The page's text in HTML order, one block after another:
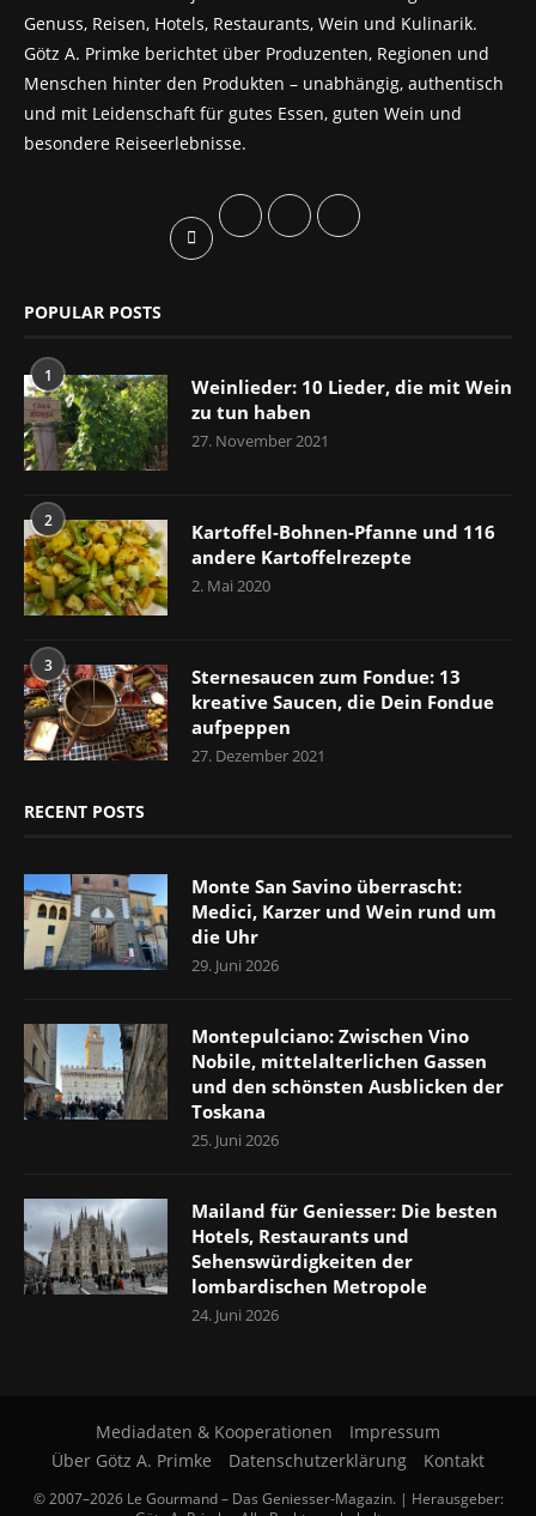
Genuss, Reisen, Hotels, Restaurants, Wein und Kulinarik.
Götz A. Primke berichtet über Produzenten, Regionen und
Menschen hinter den Produkten – unabhängig, authentisch
und mit Leidenschaft für gutes Essen, guten Wein und
besondere Reiseerlebnisse.
POPULAR POSTS
1
Weinlieder: 10 Lieder, die mit Wein
zu tun haben
27. November 2021
2
Kartoffel-Bohnen-Pfanne und 116
andere Kartoffelrezepte
2. Mai 2020
3
Sternesaucen zum Fondue: 13
kreative Saucen, die Dein Fondue
aufpeppen
27. Dezember 2021
RECENT POSTS
Monte San Savino überrascht:
Medici, Karzer und Wein rund um
die Uhr
29. Juni 2026
Montepulciano: Zwischen Vino
Nobile, mittelalterlichen Gassen
und den schönsten Ausblicken der
Toskana
25. Juni 2026
Mailand für Geniesser: Die besten
Hotels, Restaurants und
Sehenswürdigkeiten der
lombardischen Metropole
24. Juni 2026
Mediadaten & Kooperationen
Impressum
Über Götz A. Primke
Datenschutzerklärung Kontakt
© 2007–2026 Le Gourmand – Das Geniesser-Magazin. | Herausgeber: